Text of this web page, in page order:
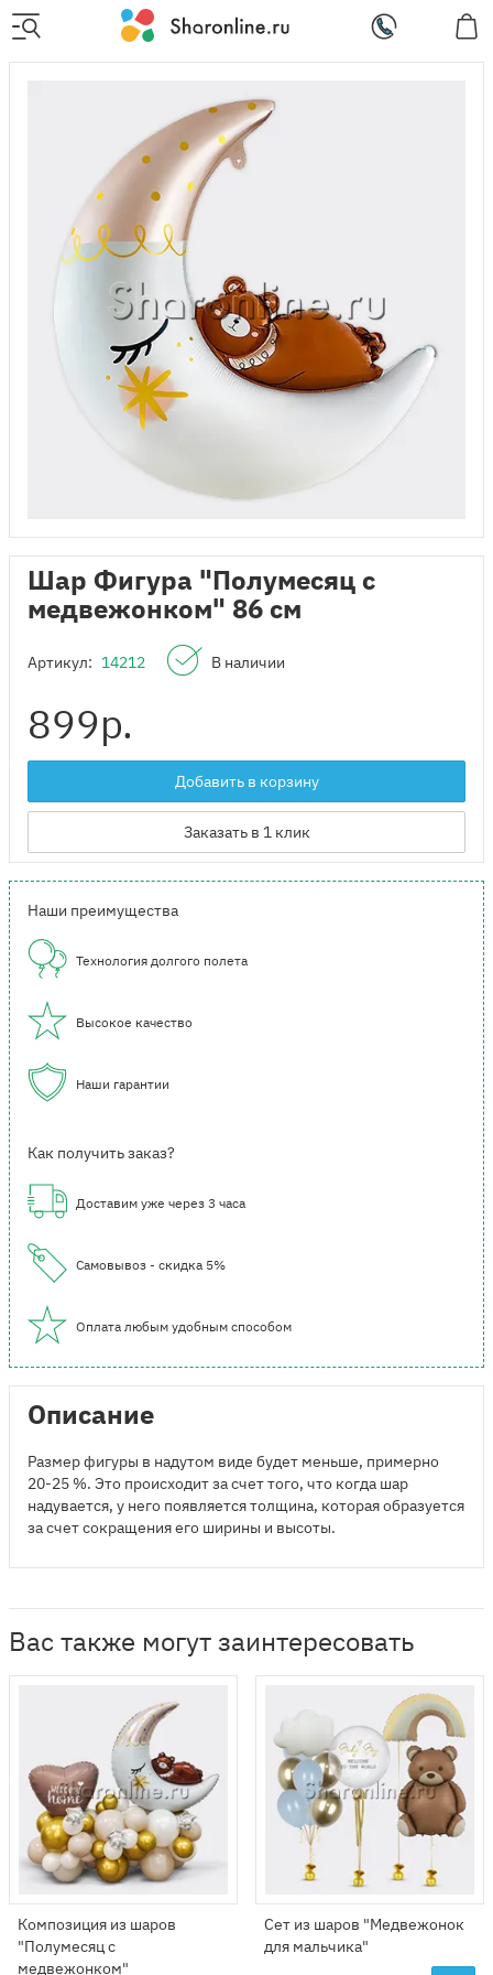
Шар Фигура "Полумесяц с
медвежонком" 86 см
Артикул: 14212 В наличии
899р.
Добавить в корзину
Заказать в 1 клик
Наши преимущества
Технология долгого полета
Высокое качество
Наши гарантии
Как получить заказ?
Доставим уже через 3 часа
Самовывоз - скидка 5%
Оплата любым удобным способом
Описание
Размер фигуры в надутом виде будет меньше, примерно
20-25 %. Это происходит за счет того, что когда шар
надувается, у него появляется толщина, которая образуется
за счет сокращения его ширины и высоты.
Вас также могут заинтересовать
Композиция из шаров
"Полумесяц с
медвежонком"
Сет из шаров "Медвежонок
для мальчика"